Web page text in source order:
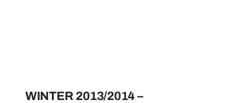
WINTER 2013/2014 –